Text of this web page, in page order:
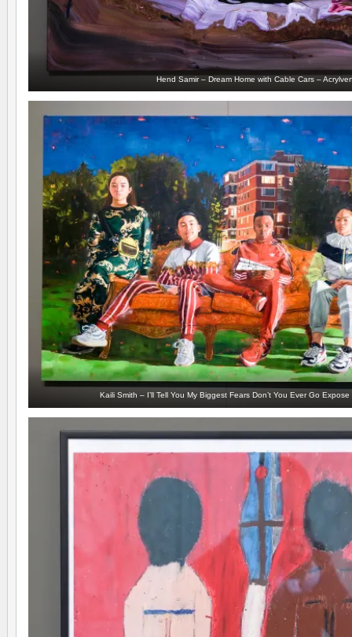
Hend Samir – Dream Home with Cable Cars –
Kaili Smith – I’ll Tell You My Biggest Fears Don’t You Ever Go